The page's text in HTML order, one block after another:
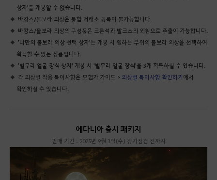
상자'를 개봉할 수 없습니다.
바캉스/물보라 의상은 통합 거래소 등록이 불가능합니다.
바캉스/물보라 의상의 구성품은 크론석과 발크스의 외침으로 추출이 가능합니다.
'나만의 물보라 의상 선택 상자'는 개봉 시 원하는 부위의 물보라 의상을 선택하여
획득할 수 있는 상품입니다.
'별무리 얼굴 장식 상자' 개봉 시 '별무리 얼굴 장식'을 3개 획득하실 수 있습니다.
각 의상별 착용 특이사항은 모험가 가이드 > 의상별 특이사항 확인하기에서
확인하실 수 있습니다.
에다니아 출시 패키지
판매 기간 : 2025년 9월 3일(수) 정기점검 전까지